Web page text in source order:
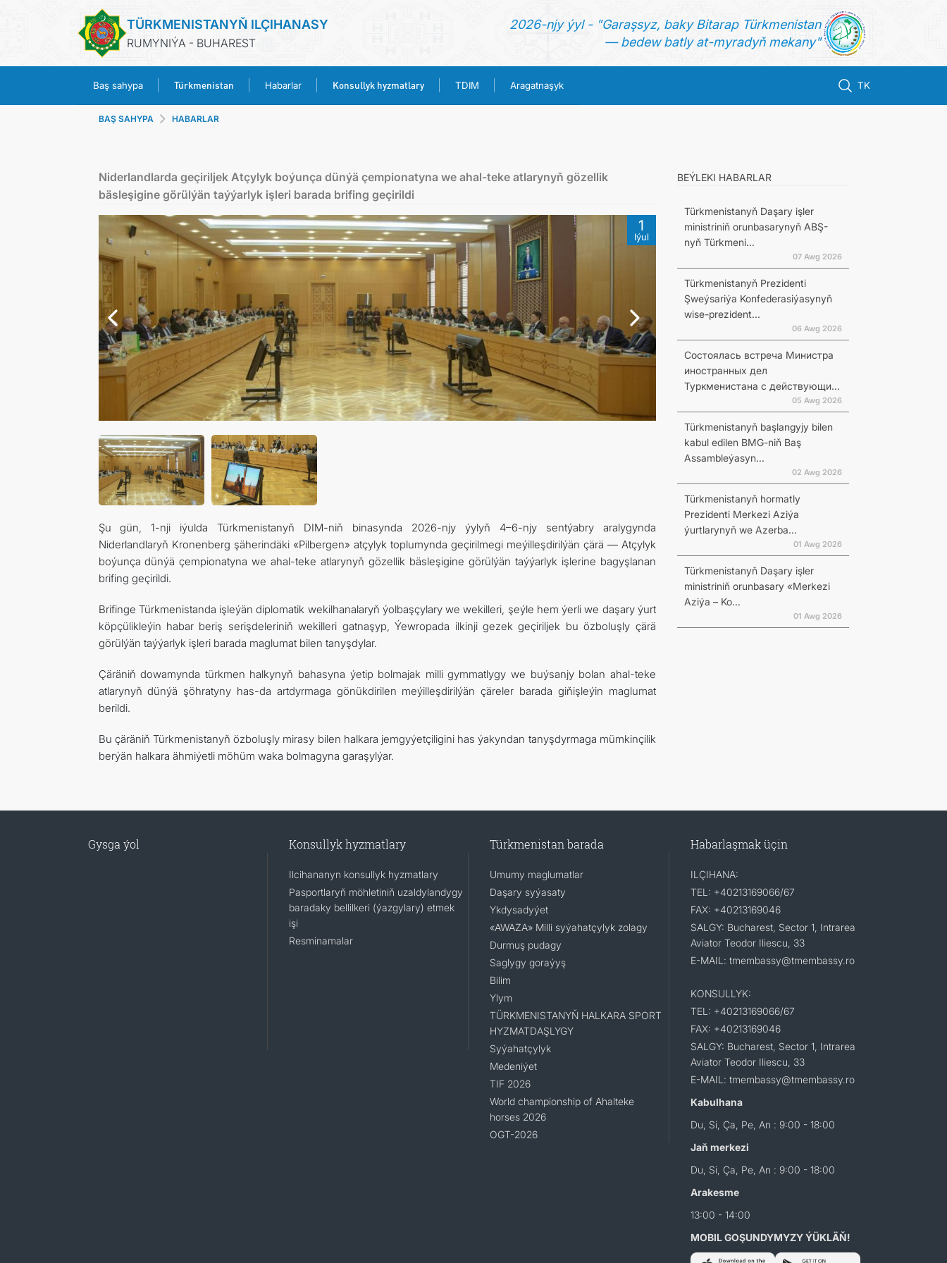
TÜRKMENISTANYŇ ILÇIHANASY
RUMYNIÝA - BUHAREST
2026-njy ýyl - "Garaşsyz, baky Bitarap Türkmenistan
— bedew batly at-myradyň mekany"
Baş sahypa Türkmenistan Habarlar Konsullyk hyzmatlary TDIM Aragatnaşyk TK
KONSULLYK HYZMATLARY
TDIM
ARAGATNAŞYK
BAŞ SAHYPA HABARLAR
Niderlandlarda geçiriljek Atçylyk boýunça dünýä çempionatyna we ahal-teke atlarynyň gözellik
bäsleşigine görülýän taýýarlyk işleri barada brifing geçirildi
1
Iýul
Şu gün, 1-nji iýulda Türkmenistanyň DIM-niň binasynda 2026-njy ýylyň 4–6-njy sentýabry aralygynda
Niderlandlaryň Kronenberg şäherindäki «Pilbergen» atçylyk toplumynda geçirilmegi meýilleşdirilýän çärä — Atçylyk
boýunça dünýä çempionatyna we ahal-teke atlarynyň gözellik bäsleşigine görülýän taýýarlyk işlerine bagyşlanan
brifing geçirildi.
Brifinge Türkmenistanda işleýän diplomatik wekilhanalaryň ýolbaşçylary we wekilleri, şeýle hem ýerli we daşary ýurt
köpçülikleýin habar beriş serişdeleriniň wekilleri gatnaşyp, Ýewropada ilkinji gezek geçiriljek bu özboluşly çärä
görülýän taýýarlyk işleri barada maglumat bilen tanyşdylar.
Çäräniň dowamynda türkmen halkynyň bahasyna ýetip bolmajak milli gymmatlygy we buýsanjy bolan ahal-teke
atlarynyň dünýä şöhratyny has-da artdyrmaga gönükdirilen meýilleşdirilýän çäreler barada giňişleýin maglumat
berildi.
Bu çäräniň Türkmenistanyň özboluşly mirasy bilen halkara jemgyýetçiligini has ýakyndan tanyşdyrmaga mümkinçilik
berýän halkara ähmiýetli möhüm waka bolmagyna garaşylýar.
BEÝLEKI HABARLAR
Türkmenistanyň Daşary işler
ministriniň orunbasarynyň ABŞ-
nyň Türkmeni...
07 Awg 2026
Türkmenistanyň Prezidenti
Şweýsariýa Konfederasiýasynyň
wise-prezident...
06 Awg 2026
Состоялась встреча Министра
иностранных дел
Туркменистана с действующи...
05 Awg 2026
Türkmenistanyň başlangyjy bilen
kabul edilen BMG-niň Baş
Assambleýasyn...
02 Awg 2026
Türkmenistanyň hormatly
Prezidenti Merkezi Aziýa
ýurtlarynyň we Azerba...
01 Awg 2026
Türkmenistanyň Daşary işler
ministriniň orunbasary «Merkezi
Aziýa – Ko...
01 Awg 2026
Gysga ýol Konsullyk hyzmatlary
Ilcihananyn konsullyk hyzmatlary
Pasportlaryň möhletiniň uzaldylandygy
baradaky bellilkeri (ýazgylary) etmek
işi
Resminamalar
Türkmenistan barada
Umumy maglumatlar
Daşary syýasaty
Ykdysadyýet
«AWAZA» Milli syýahatçylyk zolagy
Durmuş pudagy
Saglygy goraýyş
Bilim
Ylym
TÜRKMENISTANYŇ HALKARA SPORT
HYZMATDAŞLYGY
Syýahatçylyk
Medeniýet
TIF 2026
World championship of Ahalteke
horses 2026
OGT-2026
Habarlaşmak üçin
ILÇIHANA:
TEL: +40213169066/67
FAX: +40213169046
SALGY: Bucharest, Sector 1, Intrarea
Aviator Teodor Iliescu, 33
E-MAIL: tmembassy@tmembassy.ro
KONSULLYK:
TEL: +40213169066/67
FAX: +40213169046
SALGY: Bucharest, Sector 1, Intrarea
Aviator Teodor Iliescu, 33
E-MAIL: tmembassy@tmembassy.ro
Kabulhana
Du, Si, Ça, Pe, An : 9:00 - 18:00
Jaň merkezi
Du, Si, Ça, Pe, An : 9:00 - 18:00
Arakesme
13:00 - 14:00
MOBIL GOŞUNDYMYZY ÝÜKLÄŇ!